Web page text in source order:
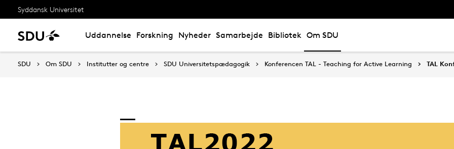
Syddansk Universitet
Uddannelse Forskning Nyheder Samarbejde Bibliotek Om SDU
SDU Om SDU Institutter og centre SDU Universitetspædagogik Konferencen TAL - Teaching for Active Learning TAL